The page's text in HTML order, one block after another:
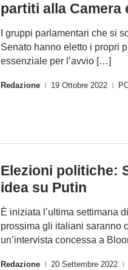
partiti alla Camera
I gruppi parlamentari che si
Senato hanno eletto i propri
essenziale per l’avvio […]
Redazione 19 Ottobre 2022
Elezioni politiche:
idea su Putin
È iniziata l’ultima settimana
prossima gli italiani saranno
un’intervista concessa a
Redazione 20 Settembre 2022